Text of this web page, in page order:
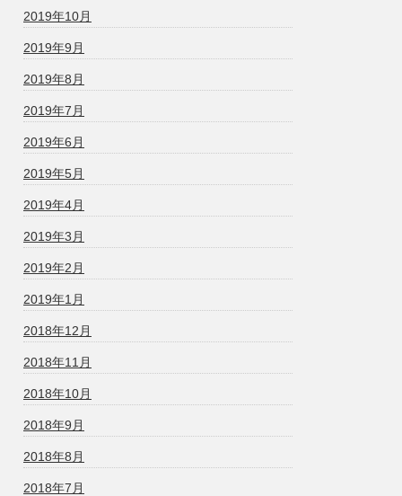
2019年10月
2019年9月
2019年8月
2019年7月
2019年6月
2019年5月
2019年4月
2019年3月
2019年2月
2019年1月
2018年12月
2018年11月
2018年10月
2018年9月
2018年8月
2018年7月